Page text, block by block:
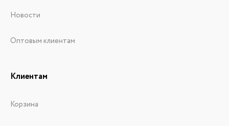
Новости
Оптовым клиентам
Клиентам
Корзина